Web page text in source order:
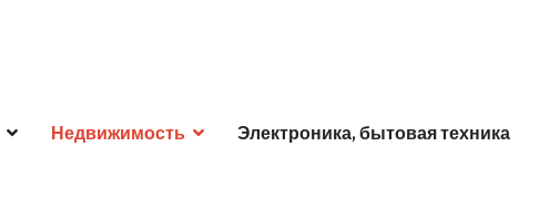
Недвижимость Электроника, бытовая техника